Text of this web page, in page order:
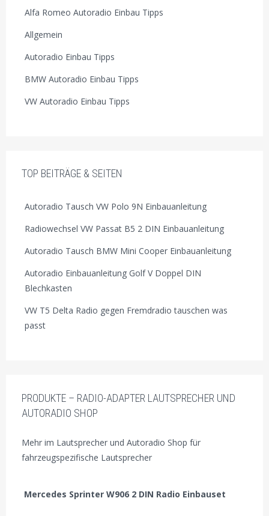
Alfa Romeo Autoradio Einbau Tipps
Allgemein
Autoradio Einbau Tipps
BMW Autoradio Einbau Tipps
VW Autoradio Einbau Tipps
TOP BEITRÄGE & SEITEN
Autoradio Tausch VW Polo 9N Einbauanleitung
Radiowechsel VW Passat B5 2 DIN Einbauanleitung
Autoradio Tausch BMW Mini Cooper Einbauanleitung
Autoradio Einbauanleitung Golf V Doppel DIN
Blechkasten
VW T5 Delta Radio gegen Fremdradio tauschen was
passt
PRODUKTE – RADIO-ADAPTER LAUTSPRECHER UND
AUTORADIO SHOP
Mehr im Lautsprecher und Autoradio Shop für
fahrzeugspezifische Lautsprecher
Mercedes Sprinter W906 2 DIN Radio Einbauset